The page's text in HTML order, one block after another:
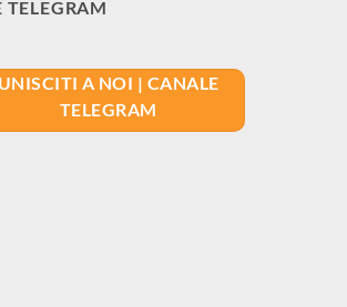
TELEGRAM
UNISCITI A NOI | CANALE
TELEGRAM